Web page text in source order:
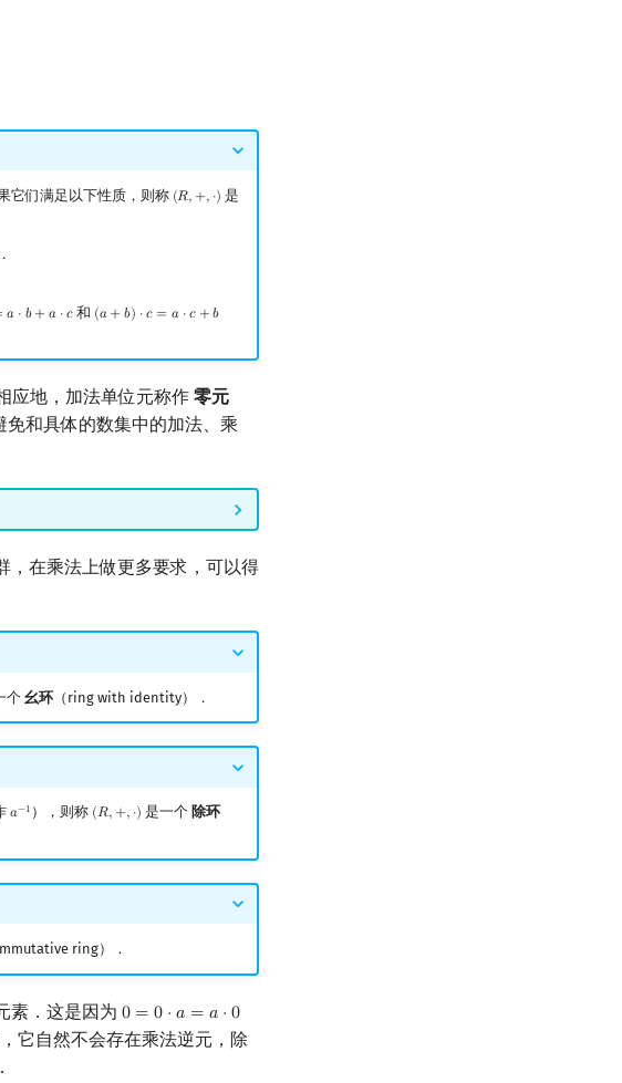
它们满足以下性质，则称 (𝑅, +, ⋅)
(R,+ ⋅)
是
𝑎 ⋅ 𝑏 + 𝑎 ⋅𝑐
a⋅ c 和 (𝑎+ 𝑏) ⋅𝑐 = 𝑎 ⋅𝑐 +𝑏
(a+b )⋅c =a⋅ c+b⋅c
应地，加法单位元称作 零元
免和具体的数集中的加法、乘
，在乘法上做更多要求，可以得
个 幺环（ring with identity）．
𝑎−1
a−1 ），则称 (𝑅, +, ⋅)
(R,+ ⋅) 是一个 除环
ring）．
素．这是因为 0 = 0 ⋅ 𝑎 = 𝑎 ⋅ 0
0 =0 ⋅a = a⋅ 0
它自然不会存在乘法逆元，除